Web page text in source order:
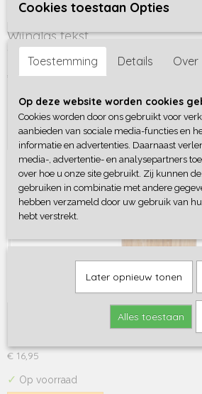
Wijnglas tekst
€ 10,95
Niet op voorraad
Borrel plank maat L Alweer zo'n leukerd,
€ 16,95
✓ Op voorraad
Cookies toestaan Opties
Toestemming Details Over
Op deze website worden cookies
Cookies worden door ons gebruikt voor
aanbieden van sociale media-functies en
informatie en advertenties. Daarnaast
media-, advertentie- en analysepartners
over hoe u onze site gebruikt. Zij kunnen
gebruiken in combinatie met andere
hebben verzameld door uw gebruik van
hebt verstrekt.
Later opnieuw tonen
Alles toestaan